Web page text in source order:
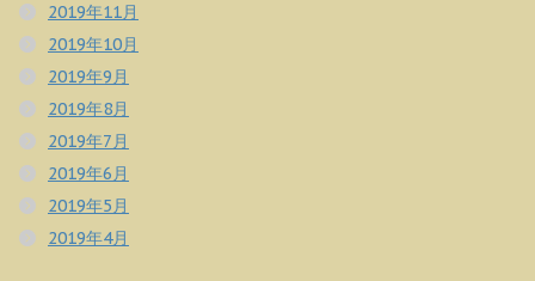
2019年11月
2019年10月
2019年9月
2019年8月
2019年7月
2019年6月
2019年5月
2019年4月